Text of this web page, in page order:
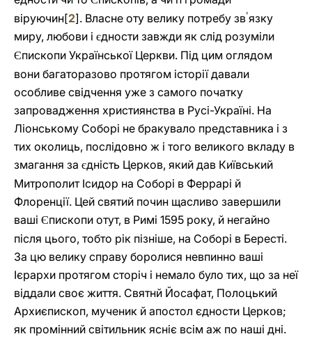
віруючин[2]. Власне оту велику потребу зв'язку
миру, любови і єдности завжди як слід розуміли
Єпископи Української Церкви. Під цим оглядом
вони багаторазово протягом історії давали
особливе свідчення уже з самого початку
запровадження християнства в Русі-Україні. На
Ліонському Соборі не бракувало представника і з
тих околиць, послідовно ж і того великого вкладу в
змагання за єдність Церков, який дав Київський
Митрополит Ісидор на Соборі в Феррарі й
Флоренції. Цей святий почин щасливо завершили
ваші Єпископи отут, в Римі 1595 pоку, й негайно
після цього, тобто рік пізніше, на Соборі в Бересті.
За цю велику справу боролися невпинно ваші
Ієрархи протягом сторіч і немало було тих, що за неї
віддали своє життя. Святнй Йосафат, Полоцький
Архиєпископ, мученик й апостол єдности Церков;
як промінний світильник ясніє всім аж по наші дні.